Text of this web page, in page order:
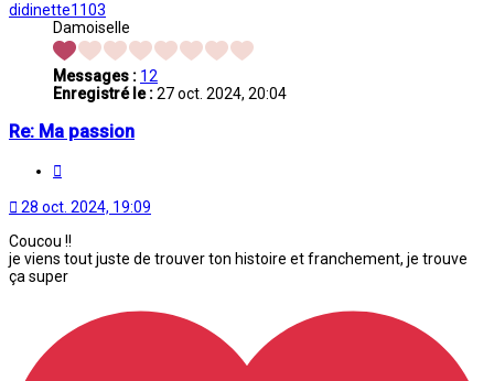
didinette1103
Damoiselle
Messages : 12
Enregistré le :27 oct. 2024, 20:04
Re: Ma passion
28 oct. 2024, 19:09
Coucou !!
je viens tout juste de trouver ton histoire et franchement, je trouve
ça super